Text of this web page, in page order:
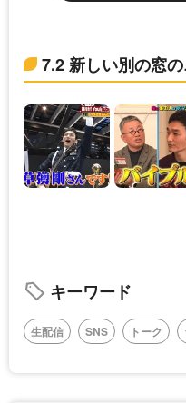
7.2 新しい別の窓
キーワード
生配信 SNS トーク